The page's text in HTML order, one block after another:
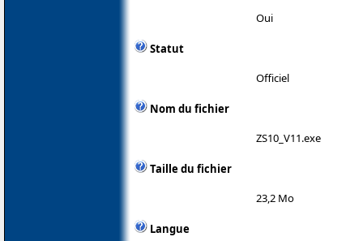
Oui
Statut
Officiel
Nom du fichier
ZS10_V11.exe
Taille du fichier
23,2 Mo
Langue